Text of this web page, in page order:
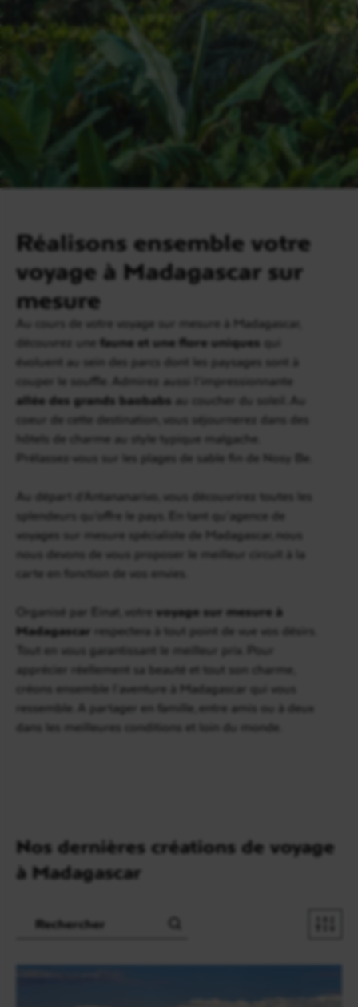
Réalisons ensemble votre
voyage à Madagascar sur
mesure
Au cours de votre voyage sur mesure à Madagascar,
découvrez une faune et une flore uniques
évoluent au sein des parcs dont les paysages sont à
couper le souffle. Admirez aussi l’impressionnante
allée des grands baobabs au coucher du soleil. Au
coeur de cette destination, vous séjournerez dans des
hôtels de charme au style typique malgache.
Prélassez-vous sur les plages de sable fin de Nosy Be.
Au départ d’Antananarivo, vous découvrirez toutes les
splendeurs qu’offre le pays. En tant qu’agence de
voyages sur mesure spécialiste de Madagascar, nous
nous devons de vous proposer le meilleur circuit à la
carte en fonction de vos envies.
Organisé par Einat, votre voyage sur mesure à
Madagascar respectera à tout point de vue vos désirs.
Tout en vous garantissant le meilleur prix. Pour
apprécier réellement sa beauté et tout son charme,
créons ensemble l’aventure à Madagascar qui vous
ressemble. A partager en famille, entre amis ou à deux
dans les meilleures conditions et loin du monde.
Nos dernières créations de voyage
à Madagascar
Recherche